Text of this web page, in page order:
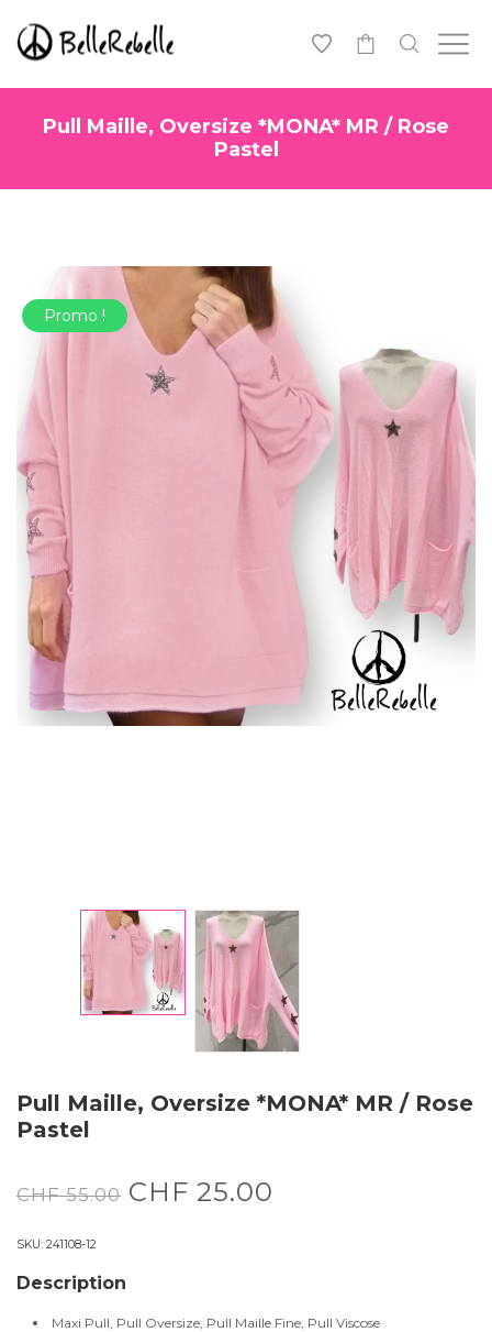
Pull Maille, Oversize *MONA* MR / Rose
Pastel
Promo !
Pull Maille, Oversize *MONA* MR / Rose
Pastel
CHF55.00 CHF 25.00
SKU: 241108-12
Description
Maxi Pull, Pull Oversize, Pull Maille Fine, Pull Viscose